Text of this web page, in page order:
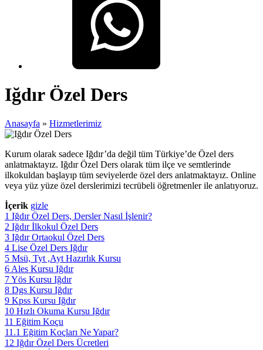
Iğdır Özel Ders
Anasayfa » Hizmetlerimiz
Kurum olarak sadece Iğdır’da değil tüm Türkiye’de Özel ders
anlatmaktayız. Iğdır Özel Ders olarak tüm ilçe ve semtlerinde
ilkokuldan başlayıp tüm seviyelerde özel ders anlatmaktayız. Online
veya yüz yüze özel derslerimizi tecrübeli öğretmenler ile anlatıyoruz.
İçerik gizle
1 Iğdır Özel Ders, Dersler Nasıl İşlenir?
2 Iğdır İlkokul Özel Ders
3 Iğdır Ortaokul Özel Ders
4 Lise Özel Ders Iğdır
5 Msü, Tyt ,Ayt Hazırlık Kursu
6 Ales Kursu Iğdır
7Yös Kursu Iğdır
8 Dgs Kursu Iğdır
9 Kpss Kursu Iğdır
10 Hızlı Okuma Kursu Iğdır
11 Eğitim Koçu
11.1 Eğitim Koçları Ne Yapar?
12 Iğdır Özel Ders Ücretleri